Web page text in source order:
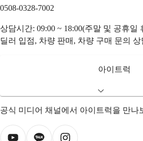
0508-0328-7002
상담시간: 09:00 ~ 18:00(주말 및 공휴일
딜러 입점, 차량 판매, 차량 구매 문의 상
아이트럭
공식 미디어 채널에서 아이트럭을 만나